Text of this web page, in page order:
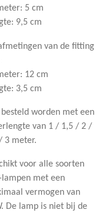
5 cm
9,5 cm
van de fitting
12 cm
3,5 cm
besteld worden met een
van 1 / 1,5 / 2 /
3 meter.
voor alle soorten
lampen met een
vermogen van
De lamp is niet bij de